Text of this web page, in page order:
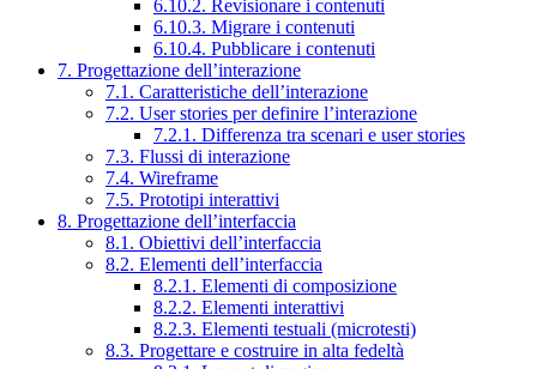
6.10.2. Revisionare i contenuti
6.10.3. Migrare i contenuti
6.10.4. Pubblicare i contenuti
7. Progettazione dell’interazione
7.1. Caratteristiche dell’interazione
7.2. User stories per definire l’interazione
7.2.1. Differenza tra scenari e user stories
7.3. Flussi di interazione
7.4. Wireframe
7.5. Prototipi interattivi
8. Progettazione dell’interfaccia
8.1. Obiettivi dell’interfaccia
8.2. Elementi dell’interfaccia
8.2.1. Elementi di composizione
8.2.2. Elementi interattivi
8.2.3. Elementi testuali (microtesti)
8.3. Progettare e costruire in alta fedeltà